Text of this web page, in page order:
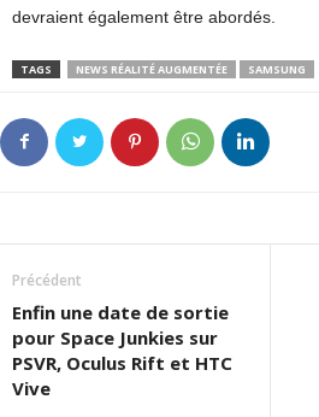
devraient également être abordés.
TAGS NEWS RÉALITÉ AUGMENTÉE SAMSUNG
Précédent
Enfin une date de sortie
pour Space Junkies sur
PSVR, Oculus Rift et HTC
Vive